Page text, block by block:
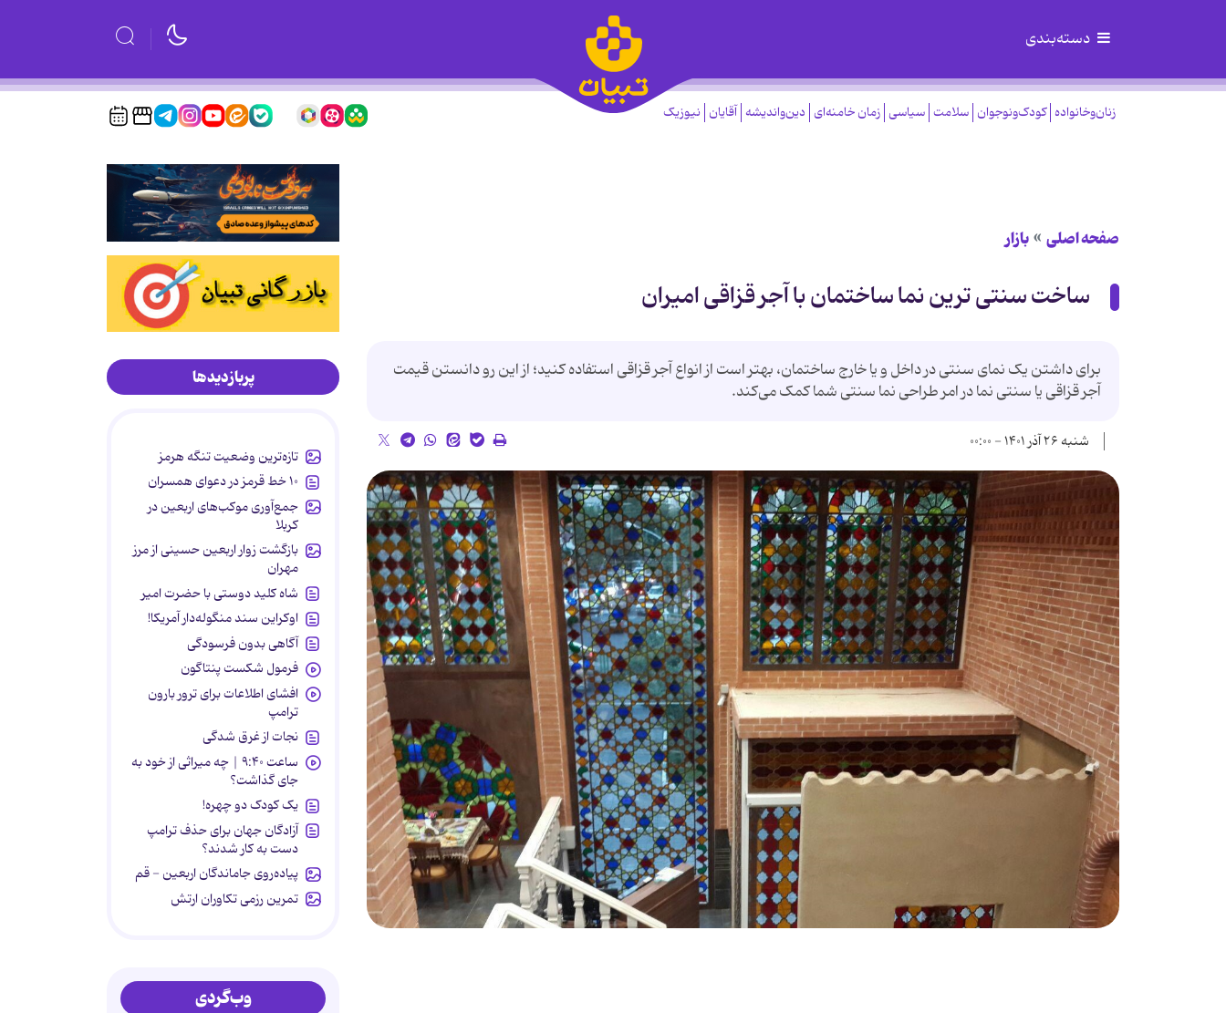
دسته‌بندی
زنان‌وخانواده کودک‌ونوجوان سلامت سیاسی زمان خامنه‌ای دین‌واندیشه آقایان نیوزیک
صفحه اصلی بازار
ساخت سنتی ترین نما ساختمان با آجر قزاقی امیران
برای داشتن یک نمای سنتی در داخل و یا خارج ساختمان، بهتر است از انواع آجر قزاقی استفاده کنید؛ از این رو دانستن قیمت
آجر قزاقی یا سنتی نما در امر طراحی نما سنتی شما کمک می‌کند.
شنبه ۲۶ آذر ۱۴۰۱ - ۰۰:۰۰
پربازدیدها
تازه‌ترین وضعیت تنگه هرمز
۱۰ خط قرمز در دعوای همسران
جمع‌آوری موکب‌های اربعین در
کربلا
بازگشت زوار اربعین حسینی از مرز
مهران
شاه کلید دوستی با حضرت امیر
اوکراین سند منگوله‌دار آمریکا!
آگاهی بدون فرسودگی
فرمول شکست پنتاگون
افشای اطلاعات برای ترور بارون
ترامپ
نجات از غرق شدگی
ساعت ۹:۴۰ | چه میراثی از خود به
جای گذاشت؟
یک کودک دو چهره!
آزادگان جهان برای حذف ترامپ
دست به کار شدند؟
پیاده‌روی جاماندگان اربعین - قم
تمرین رزمی تکاوران ارتش
وب‌گردی